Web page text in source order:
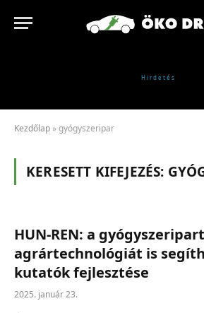
Kezdőlap »gyógyszeripar
KERESETT KIFEJEZÉS:
HUN-REN: a
agrártechnológiát is
kutatók fejlesztése
2025. január 23.